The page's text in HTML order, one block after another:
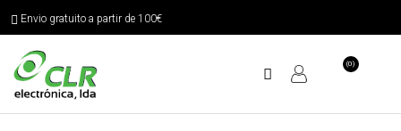
Envio gratuito a partir de 100€
(0)